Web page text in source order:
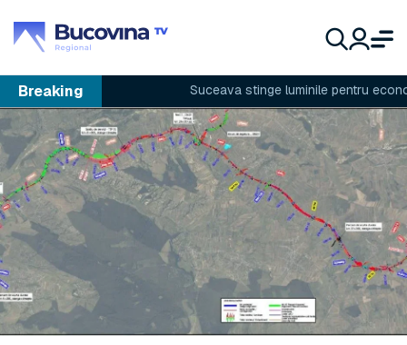
Breaking Suceava stinge luminile pentru economie